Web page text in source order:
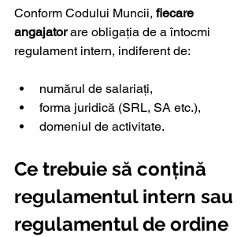
Conform Codului Muncii, fiecare
angajator are obligația de a întocmi
regulament intern, indiferent de:
numărul de salariați,
forma juridică (SRL, SA etc.),
domeniul de activitate.
Ce trebuie să conțină
regulamentul intern sau
regulamentul de ordine